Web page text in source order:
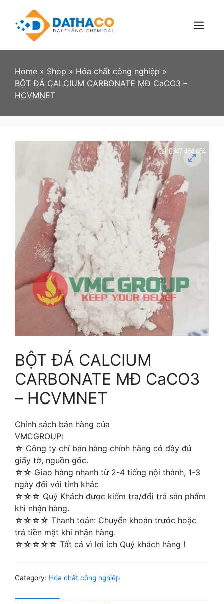
content
Menu
Home » Shop » Hóa chất công nghiệp »
BỘT ĐÁ CALCIUM CARBONATE MĐ CaCO3 –
HCVMNET
BỘT ĐÁ CALCIUM
CARBONATE MĐ CaCO3
– HCVMNET
Chính sách bán hàng của
VMCGROUP:
☆ Công ty chỉ bán hàng chính hãng có đầy đủ
giấy tờ, nguồn gốc.
☆☆ Giao hàng nhanh từ 2-4 tiếng nội thành, 1-3
ngày đối với tỉnh khác
☆☆☆ Quý Khách được kiểm tra/đổi trả sản phẩm
khi nhận hàng.
☆☆☆☆ Thanh toán: Chuyển khoản trước hoặc
trả tiền mặt khi nhận hàng.
☆☆☆☆☆ Tất cả vì lợi ích Quý khách hàng !
Category: Hóa chất công nghiệp